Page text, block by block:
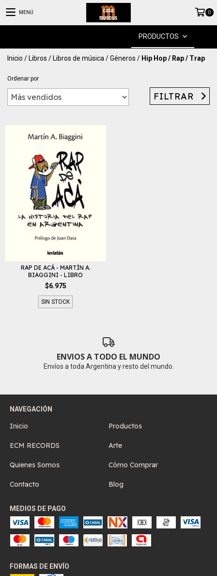
MENÚ 0
PRODUCTOS
Inicio / Libros / Libros de música /Géneros / Hip Hop / Rap / Trap
Ordenar por
FILTRAR
RAP DE ACÁ - MARTÍN A.
BIAGGINI - LIBRO
$6.975
SIN STOCK
ENVIOS A TODO EL MUNDO
Envíos a toda Argentina y resto del mundo.
NAVEGACIÓN
Inicio Productos
ECM RECORDS Arte
Quienes Somos Cómo Comprar
Contacto Blog
MEDIOS DE PAGO
FORMAS DE ENVÍO